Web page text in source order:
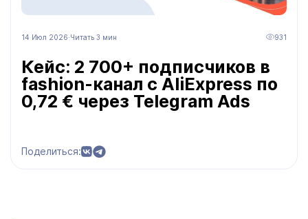
14 Июл 2026·Читать 3 мин 931
Кейс: 2 700+ подписчиков в
fashion-канал с AliExpress по
0,72 € через Telegram Ads
Поделиться: